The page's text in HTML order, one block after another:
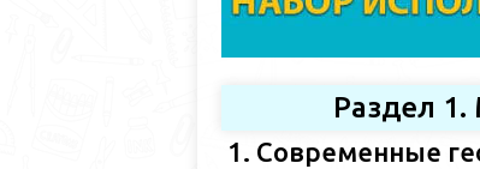
Раздел 1.
1. Современные